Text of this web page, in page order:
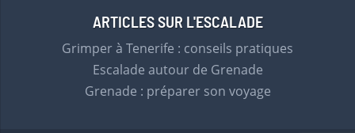
ARTICLES SUR L'ESCALADE
Grimper à Tenerife : conseils pratiques
Escalade autour de Grenade
Grenade : préparer son voyage